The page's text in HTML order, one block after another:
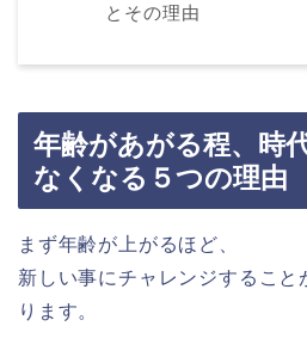
とその理由
年齢があがる程、時
なくなる５つの理由
まず年齢が上がるほど、
新しい事にチャレンジすること
ります。